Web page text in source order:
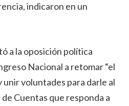
indicaron en un
a la oposición política
Nacional a retomar “el
unir voluntades para darle al
Cuentas que responda a